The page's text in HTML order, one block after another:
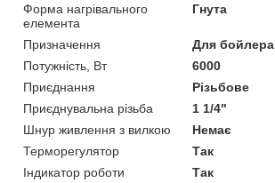
Форма нагрівального
елемента
Гнута
Призначення
Для бойлера
Потужність, Вт
6000
Приєднання
Різьбове
Приєднувальна різьба
1 1/4"
Шнур живлення з вилкою
Немає
Терморегулятор
Так
Індикатор роботи
Так